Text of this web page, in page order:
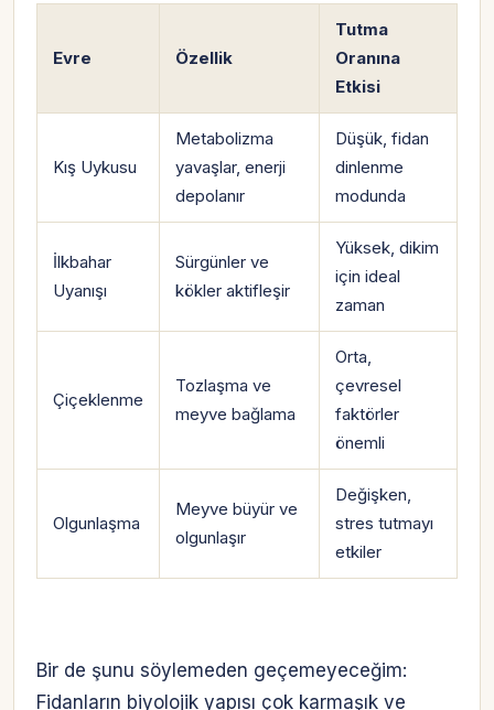
Evre Özellik
Tutma
Oranına
Etkisi
Kış Uykusu
Metabolizma
yavaşlar, enerji
depolanır
Düşük, fidan
dinlenme
modunda
İlkbahar
Uyanışı
Sürgünler ve
kökler aktifleşir
Yüksek, dikim
için ideal
zaman
Çiçeklenme
Tozlaşma ve
meyve bağlama
Orta,
çevresel
faktörler
önemli
Olgunlaşma
Meyve büyür ve
olgunlaşır
Değişken,
stres tutmayı
etkiler
Bir de şunu söylemeden geçemeyeceğim:
Fidanların biyolojik yapısı çok karmaşık ve